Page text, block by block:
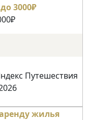
Путешествия